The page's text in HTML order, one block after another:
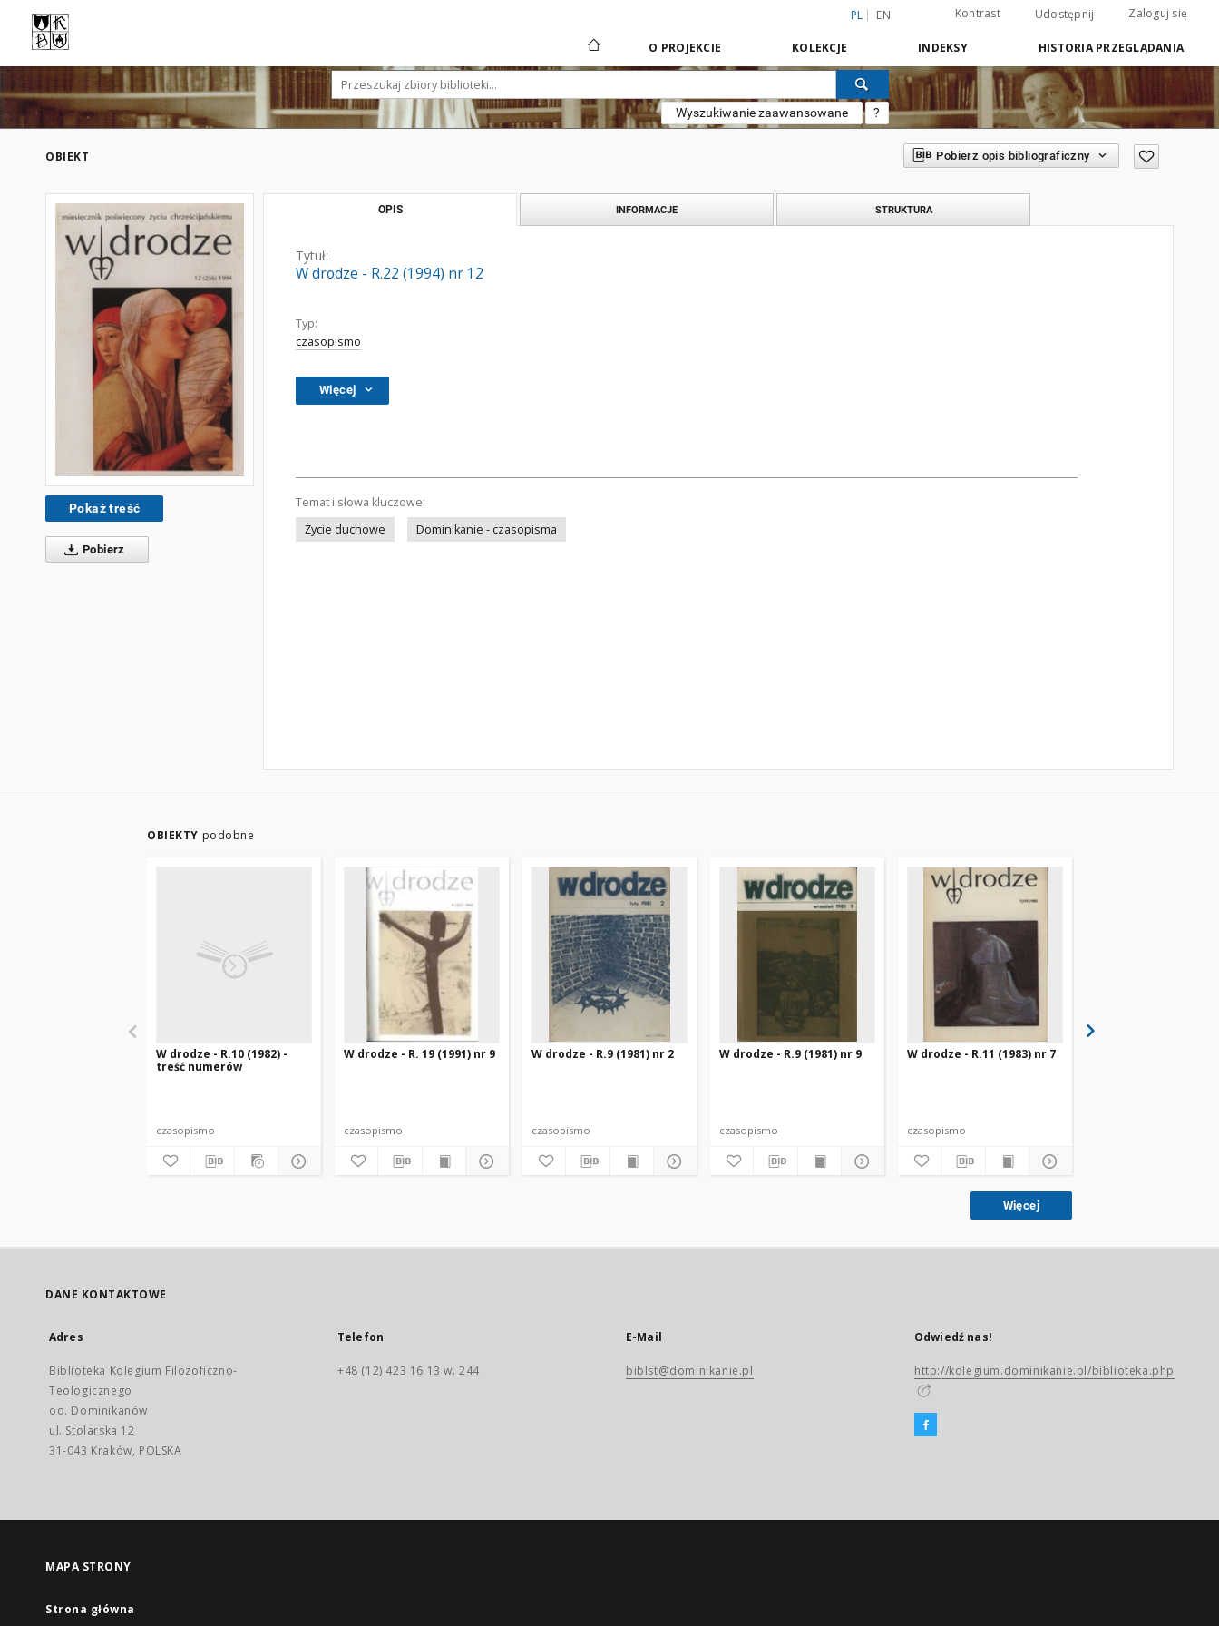
PL EN Kontrast Udostępnij Zaloguj się
O PROJEKCIE KOLEKCJE INDEKSY HISTORIA PRZEGLĄDANIA
Wyszukiwanie zaawansowane ?
OBIEKT Pobierz opis bibliograficzny
Pokaż treść
Pobierz
OPIS INFORMACJE STRUKTURA
Tytuł:
W drodze - R.22 (1994) nr 12
Typ:
czasopismo
Więcej
Temat i słowa kluczowe:
Życie duchowe
Dominikanie - czasopisma
OBIEKTY podobne
W drodze - R.10 (1982) -
treść numerów
czasopismo
W drodze - R. 19 (1991) nr 9
czasopismo
W drodze - R.9 (1981) nr 2
czasopismo
W drodze - R.9 (1981) nr 9
czasopismo
W drodze - R.11 (1983) nr 7
czasopismo
Więcej
DANE KONTAKTOWE
Adres
Biblioteka Kolegium Filozoficzno-
Teologicznego
oo. Dominikanów
ul. Stolarska 12
31-043 Kraków, POLSKA
Telefon
+48 (12) 423 16 13 w. 244
E-Mail
biblst@dominikanie.pl
Odwiedź nas!
http://kolegium.dominikanie.pl/biblioteka.php
MAPA STRONY
Strona główna